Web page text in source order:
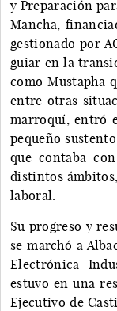
y Preparación
Mancha,
gestionado por
guiar en la
como Mustapha
entre otras
marroquí, entró
pequeño
que contaba
distintos
laboral.
Su progreso y
se marchó a
Electrónica
estuvo en una
Ejecutivo de